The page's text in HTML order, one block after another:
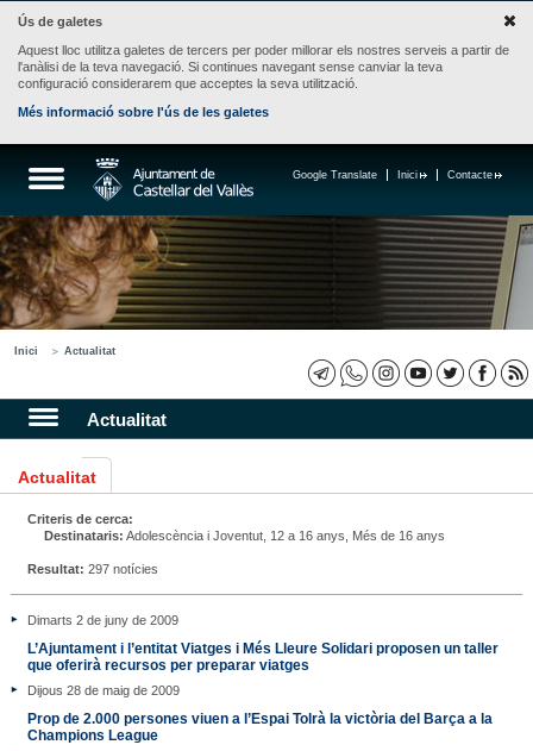
Ús de galetes
Aquest lloc utilitza galetes de tercers per poder millorar els nostres serveis a partir de
l'anàlisi de la teva navegació. Si continues navegant sense canviar la teva
configuració considerarem que acceptes la seva utilització.
Més informació sobre l'ús de les galetes
Contacte
Inici
Google Translate
Inici Actualitat
Actualitat
Actualitat
Criteris de cerca:
Destinataris: Adolescència i Joventut, 12 a 16 anys, Més de 16 anys
Resultat: 297 notícies
Dimarts 2 de juny de 2009
L’Ajuntament i l’entitat Viatges i Més Lleure Solidari proposen un taller
que oferirà recursos per preparar viatges
Dijous 28 de maig de 2009
Prop de 2.000 persones viuen a l’Espai Tolrà la victòria del Barça a la
Champions League